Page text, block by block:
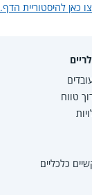
כאן להיסטוריית הדף.
טווח
כלכליים